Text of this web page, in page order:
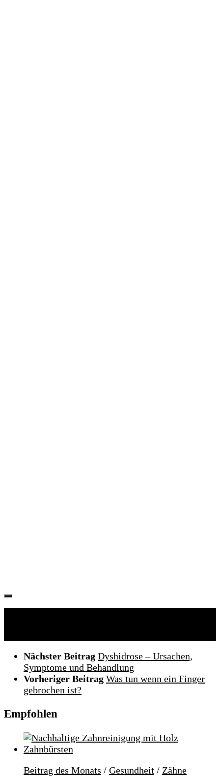
Nächster Beitrag Dyshidrose – Ursachen,
Symptome und Behandlung
Vorheriger Beitrag Was tun wenn ein Finger
gebrochen ist?
Empfohlen
Beitrag des Monats / Gesundheit / Zähne